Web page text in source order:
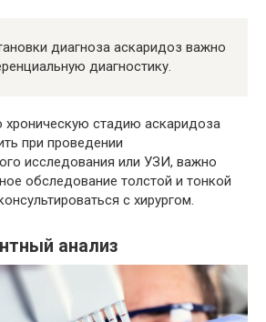
диагноза аскаридоз важно
диагностику.
хроническую стадию аскаридоза
при проведении
исследования или УЗИ, важно
обследование толстой и тонкой
с хирургом.
анализ